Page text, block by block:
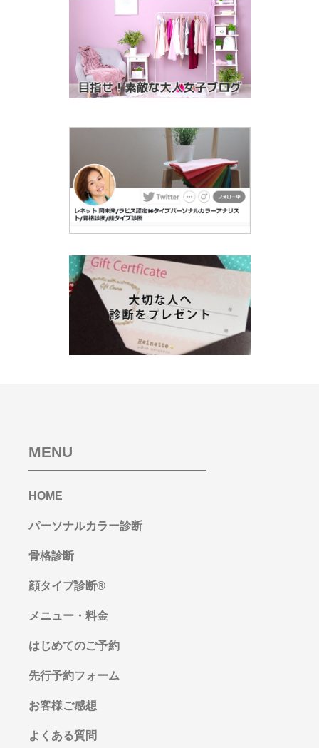
MENU
HOME
パーソナルカラー診断
骨格診断
顔タイプ診断®︎
メニュー・料金
はじめてのご予約
先行予約フォーム
お客様ご感想
よくある質問